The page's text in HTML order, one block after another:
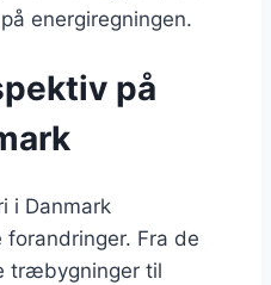
energiregningen.
på
i Danmark
Fra de
træbygninger til